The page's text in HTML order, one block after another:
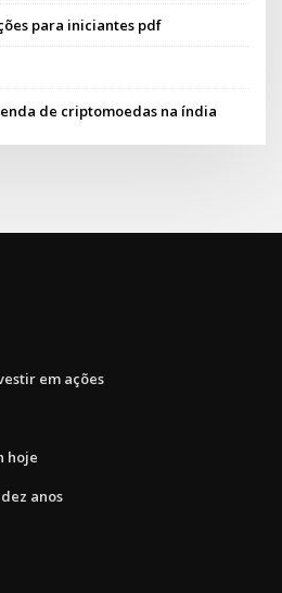
para iniciantes pdf
de criptomoedas na índia
em ações
hoje
anos